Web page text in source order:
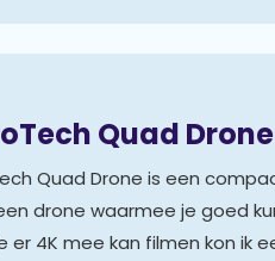
Quad Drone
Quad Drone is een
drone waarmee je goed
er 4K mee kan filmen kon ik